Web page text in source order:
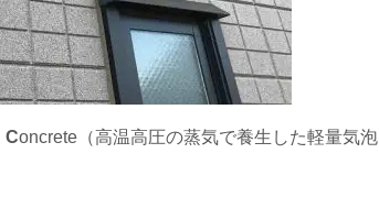
Concrete（高温高圧の蒸気で養生した軽量気泡